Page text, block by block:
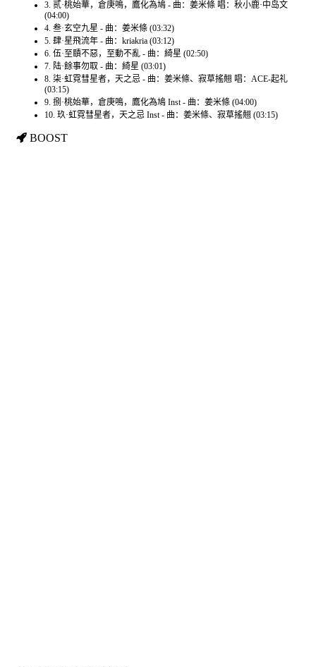
3. 贰·桃始華，倉庚鳴，鷹化為鳩 - 曲：姜米條 唱：秋小鹿·中岛文
(04:00)
4. 叁·玄空九星 - 曲：姜米條 (03:32)
5. 肆·星飛流年 - 曲：kriakria (03:12)
6. 伍·至賾不惡，至動不亂 - 曲：綺星 (02:50)
7. 陆·餘事勿取 - 曲：綺星 (03:01)
8. 柒·虹霓彗星者，天之忌 - 曲：姜米條、寂草搖翹 唱：ACE-起礼
(03:15)
9. 捌·桃始華，倉庚鳴，鷹化為鳩 Inst - 曲：姜米條 (04:00)
10. 玖·虹霓彗星者，天之忌 Inst - 曲：姜米條、寂草搖翹 (03:15)
BOOST